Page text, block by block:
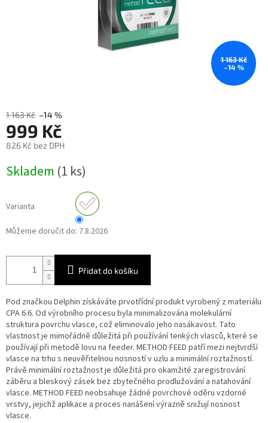
1 163 Kč
–14 %
1 163 Kč –14 %
999 Kč
826 Kč bez DPH
cena:
Skladem (1 ks)
Varianta
Můžeme doručit do: 7.8.2026
Přidat do košíku
Pod značkou Delphin získáváte prvotřídní produkt vyrobený z materiálu
CPA 6.6. Od výrobního procesu byla minimalizována molekulární
struktura povrchu vlasce, což eliminovalo jeho nasákavost. Tato
vlastnost je mimořádně důležitá při používání tenkých vlasců, které se
používají při metodě lovu na feeder. METHOD FEED patří mezi nejtvrdší
vlasce na trhu s neuvěřitelnou nosností v uzlu a minimální roztažností.
Právě minimální roztažnost je důležitá pro okamžité zaregistrování
záběru a bleskový zásek bez zbytečného prodlužování a natahování
vlasce. METHOD FEED neobsahuje žádné povrchové oděru vzdorné
vrstvy, jejichž aplikace a proces nanášení výrazně snižují nosnost
vlasce.